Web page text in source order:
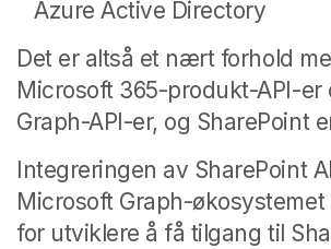
Azure Active Directory
Det er altså et nært forhold
Microsoft 365-produkt-API-er
Graph-API-er, og SharePoint
Integreringen av SharePoint
Microsoft Graph-
for utviklere å få tilgang til